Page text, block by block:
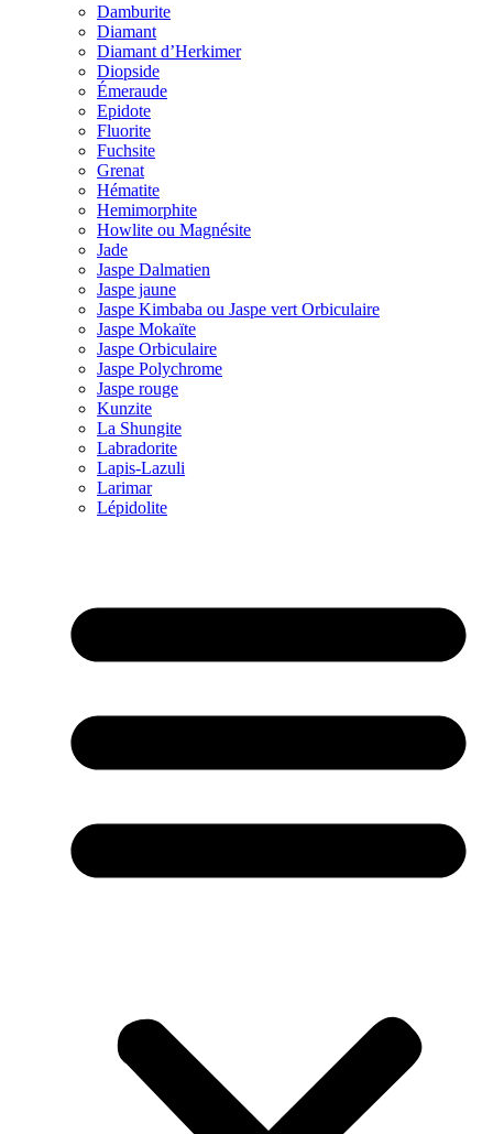
Damburite
Diamant
Diamant d’Herkimer
Diopside
Émeraude
Epidote
Fluorite
Fuchsite
Grenat
Hématite
Hemimorphite
Howlite ou Magnésite
Jade
Jaspe Dalmatien
Jaspe jaune
Jaspe Kimbaba ou Jaspe vert Orbiculaire
Jaspe Mokaïte
Jaspe Orbiculaire
Jaspe Polychrome
Jaspe rouge
Kunzite
La Shungite
Labradorite
Lapis-Lazuli
Larimar
Lépidolite